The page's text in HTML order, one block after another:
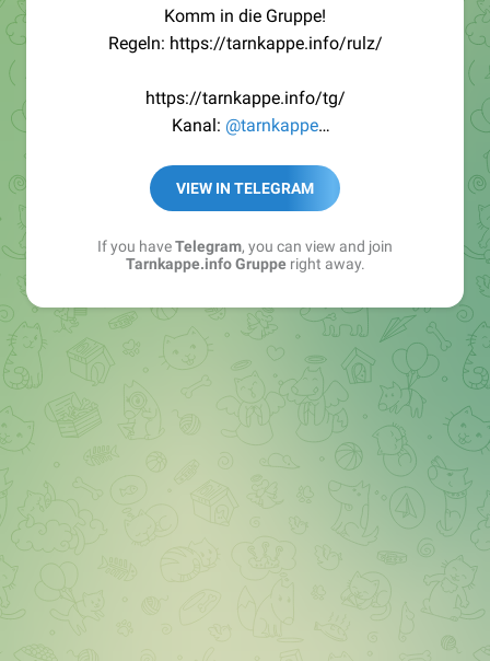
Komm in die Gruppe!
Regeln: https://tarnkappe.info/rulz/
https://tarnkappe.info/tg/
Kanal: @tarnkappe
Best of:@bestoftarnkappe
Kochen: https://t.me/+WSW5F1VcmhliMjk6
VIEW IN TELEGRAM
If you haveTelegram, you can view and join
Tarnkappe.info Grupperight away.